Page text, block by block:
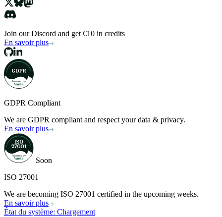
Join our Discord and get €10 in credits
En savoir plus
GDPR Compliant
We are GDPR compliant and respect your data & privacy.
En savoir plus
Soon
ISO 27001
We are becoming ISO 27001 certified in the upcoming weeks.
En savoir plus
État du système: Chargement